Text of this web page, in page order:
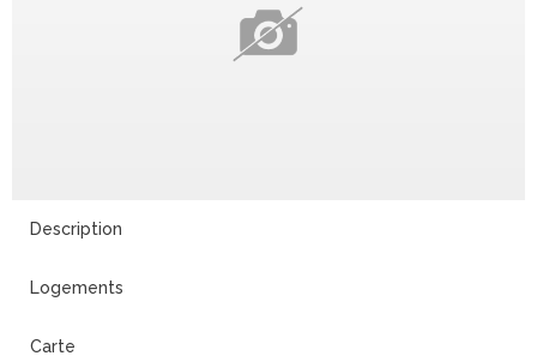
Description
Logements
Carte